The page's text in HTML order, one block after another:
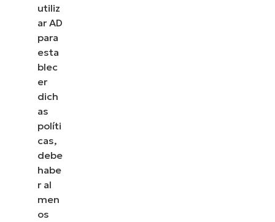
utiliz
ar AD
para
esta
blec
er
dich
as
políti
cas,
debe
habe
r al
men
os